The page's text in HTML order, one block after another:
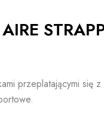
przeplatającymi się z